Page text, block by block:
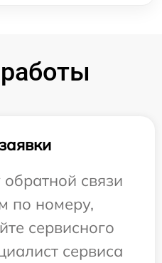
связи
по номеру,
сервисного
сервиса